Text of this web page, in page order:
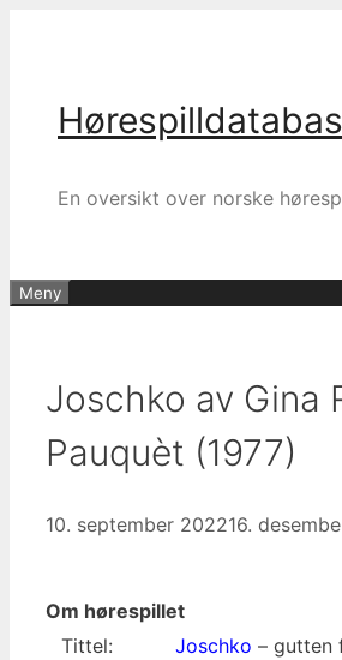
En oversikt over norske
Meny
Joschko av Gina
Pauquèt (1977)
10. september 202216.
Om hørespillet
Tittel:
Joschko – gutten